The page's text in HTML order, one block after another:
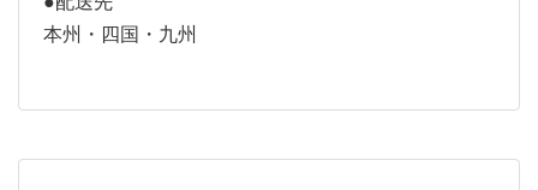
本州・四国・九州